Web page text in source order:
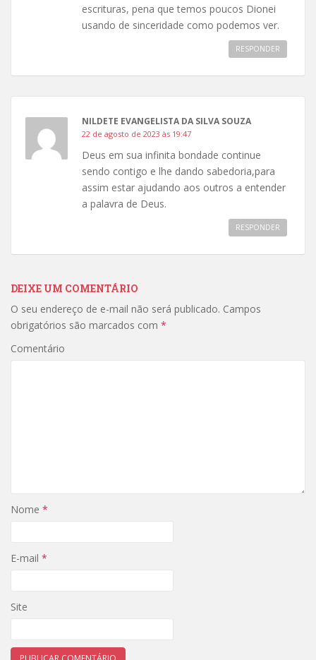
escrituras, pena que temos poucos Dionei
usando de sinceridade como podemos ver.
RESPONDER
NILDETE EVANGELISTA DA SILVA SOUZA
22 de agosto de 2023 às 19:47
Deus em sua infinita bondade continue
sendo contigo e lhe dando sabedoria,para
assim estar ajudando aos outros a entender
a palavra de Deus.
RESPONDER
DEIXE UM COMENTÁRIO
O seu endereço de e-mail não será publicado. Campos
obrigatórios são marcados com *
Comentário
Nome *
E-mail *
Site